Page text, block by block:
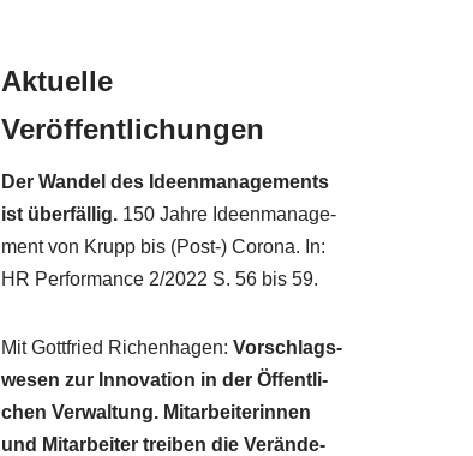
Aktuelle
Veröffentlichungen
Der Wan­del des Ideen­ma­nage­ments
ist über­fäl­lig. 150 Jah­re Ideen­ma­nage­
ment von Krupp bis (Post-) Coro­na. In:
HR Per­for­mance 2/​2022 S. 56 bis 59.
Mit Gott­fried Richen­ha­gen: Vor­schlags­
we­sen zur Inno­va­ti­on in der Öffent­li­
chen Ver­wal­tung. Mit­ar­bei­te­rin­nen
und Mit­ar­bei­ter trei­ben die Ver­än­de­